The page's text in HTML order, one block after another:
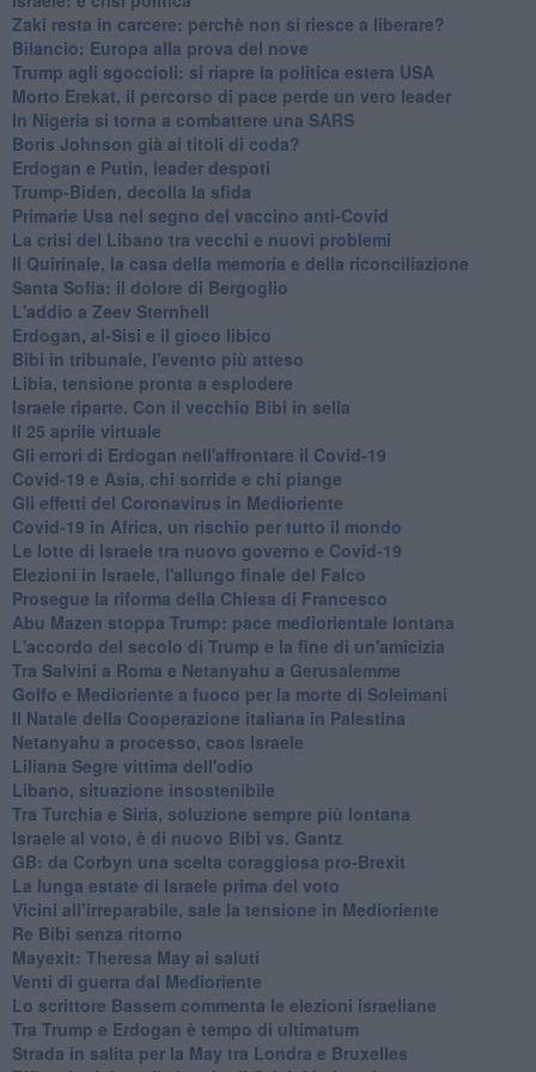
Zaki resta in carcere: perchè non si riesce a liberare?
Bilancio: Europa alla prova del nove
Trump agli sgoccioli: si riapre la politica estera USA
Morto Erekat, il percorso di pace perde un vero leader
In Nigeria si torna a combattere una SARS
Boris Johnson già ai titoli di coda?
Erdogan e Putin, leader despoti
Trump-Biden, decolla la sfida
Primarie Usa nel segno del vaccino anti-Covid
La crisi del Libano tra vecchi e nuovi problemi
Il Quirinale, la casa della memoria e della riconciliazione
Santa Sofia: il dolore di Bergoglio
L'addio a ​Zeev Sternhell
Erdogan, al-Sisi e il gioco libico
Bibi in tribunale, l'evento più atteso
Libia, tensione pronta a esplodere
Israele riparte. Con il vecchio Bibi in sella
Il 25 aprile virtuale
Gli errori di Erdogan nell'affrontare il Covid-19
Covid-19 e Asia, chi sorride e chi piange
Gli effetti del Coronavirus in Medioriente
Covid-19 in Africa, un rischio per tutto il mondo
Le lotte di Israele tra nuovo governo e Covid-19
Elezioni in Israele, l'allungo finale del Falco
Prosegue la riforma della Chiesa di Francesco
Abu Mazen stoppa Trump: pace mediorientale lontana
L'accordo del secolo di Trump e la fine di un'amicizia
Tra Salvini a Roma e Netanyahu a Gerusalemme
Golfo e Medioriente a fuoco per la morte di Soleimani
Il Natale della Cooperazione italiana in Palestina
Netanyahu a processo, caos Israele
Liliana Segre vittima dell'odio
Libano, situazione insostenibile
Tra Turchia e Siria, soluzione sempre più lontana
Israele al voto, è di nuovo Bibi vs. Gantz
GB: da Corbyn una scelta coraggiosa pro-Brexit
La lunga estate di Israele prima del voto
Vicini all’irreparabile, sale la tensione in Medioriente
Re Bibi senza ritorno
Mayexit: Theresa May ai saluti
Venti di guerra dal Medioriente
Lo scrittore Bassem commenta le elezioni israeliane
Tra Trump e Erdogan è tempo di ultimatum
Strada in salita per la May tra Londra e Bruxelles